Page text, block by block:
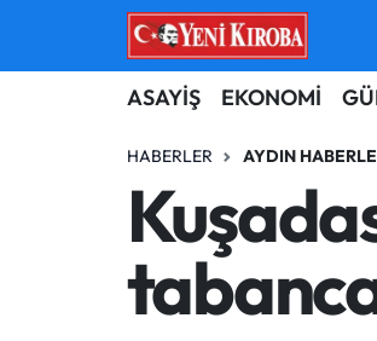
ASAYİŞ EKONOMİ
HABERLER AYDIN
ASAYİŞ
BİLİM-TEKNOLOJİ
DÜNYA
Aydın Nöbetçi Eczaneler
Aydın Hava Durumu
Aydin Namaz Vakitleri
Aydın Trafik Yoğunluk Haritası